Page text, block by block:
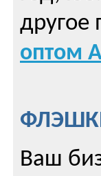
другое
оптом
Ваш